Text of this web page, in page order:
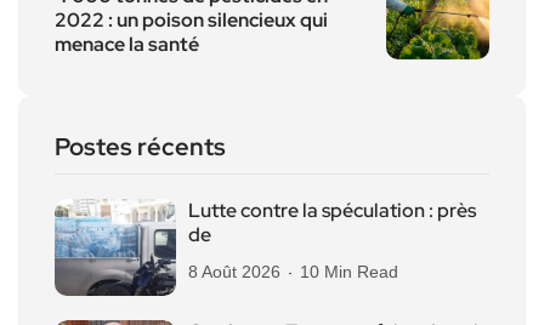
2022 : un poison silencieux qui
menace la santé
Postes récents
Lutte contre la spéculation : près
de
8 Août 2026 10 Min Read